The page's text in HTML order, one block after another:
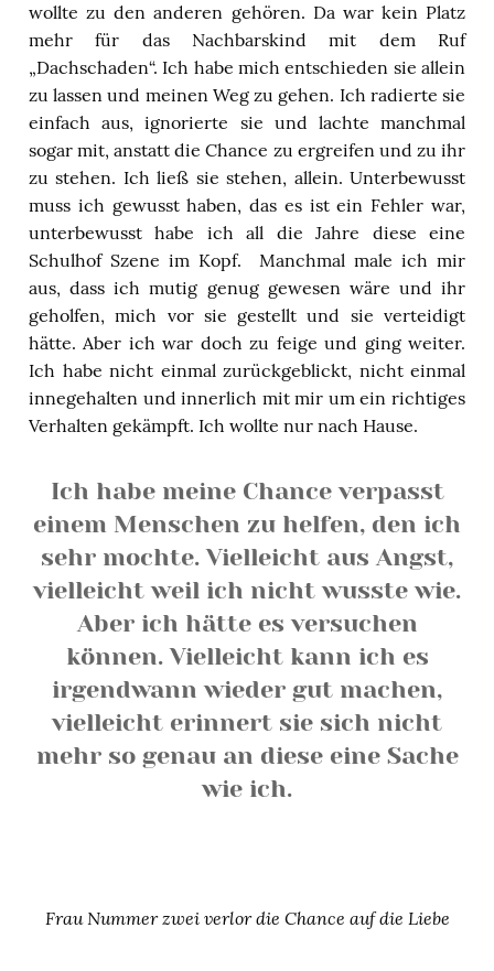
wollte zu den anderen gehören. Da war kein Platz
mehr für das Nachbarskind mit dem Ruf
„Dachschaden“. Ich habe mich entschieden sie allein
zu lassen und meinen Weg zu gehen. Ich radierte sie
einfach aus, ignorierte sie und lachte manchmal
sogar mit, anstatt die Chance zu ergreifen und zu ihr
zu stehen. Ich ließ sie stehen, allein. Unterbewusst
muss ich gewusst haben, das es ist ein Fehler war,
unterbewusst habe ich all die Jahre diese eine
Schulhof Szene im Kopf. Manchmal male ich mir
aus, dass ich mutig genug gewesen wäre und ihr
geholfen, mich vor sie gestellt und sie verteidigt
hätte. Aber ich war doch zu feige und ging weiter.
Ich habe nicht einmal zurückgeblickt, nicht einmal
innegehalten und innerlich mit mir um ein richtiges
Verhalten gekämpft. Ich wollte nur nach Hause.
Ich habe meine Chance verpasst
einem Menschen zu helfen, den ich
sehr mochte. Vielleicht aus Angst,
vielleicht weil ich nicht wusste wie.
Aber ich hätte es versuchen
können. Vielleicht kann ich es
irgendwann wieder gut machen,
vielleicht erinnert sie sich nicht
mehr so genau an diese eine Sache
wie ich.
Frau Nummer zwei verlor die Chance auf die Liebe